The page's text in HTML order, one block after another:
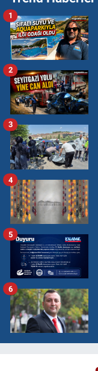
1
2
3
4
5
6